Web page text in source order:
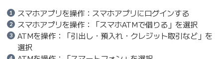
スマホアプリを操作：スマホアプリにログインする
スマホアプリを操作：「スマホATMで借りる」を選択
ATMを操作：「引出し・預入れ・クレジット取引など」を
選択